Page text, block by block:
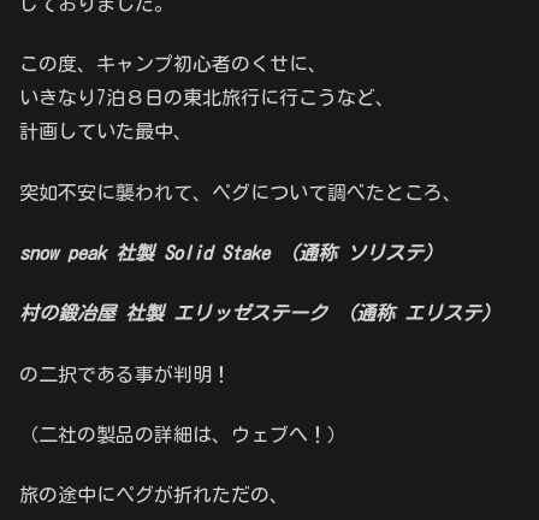
この度、キャンプ初心者のくせに、
いきなり7泊８日の東北旅行に行こうなど、
計画していた最中、
突如不安に襲われて、ペグについて調べたところ、
snow peak 社製 Solid Stake （通称 ソリステ）
村の鍛冶屋 社製 エリッゼステーク （通称 エリステ）
の二択である事が判明！
（二社の製品の詳細は、ウェブへ！）
旅の途中にペグが折れただの、